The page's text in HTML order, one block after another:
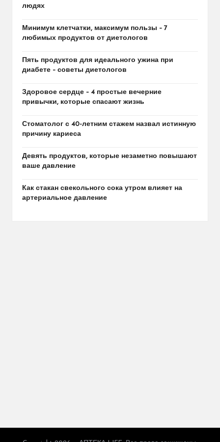
людях
Минимум клетчатки, максимум пользы – 7
любимых продуктов от диетологов
Пять продуктов для идеального ужина при
диабете – советы диетологов
Здоровое сердце – 4 простые вечерние
привычки, которые спасают жизнь
Стоматолог с 40-летним стажем назвал истинную
причину кариеса
Девять продуктов, которые незаметно повышают
ваше давление
Как стакан свекольного сока утром влияет на
артериальное давление